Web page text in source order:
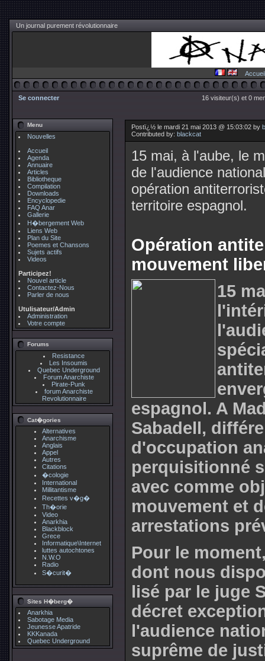
Un journal purement révolutionnaire
Accueil
Se connecter 16 visiteur(s) et 0
Menu
Nouvelles
Accueil
Agenda
Annuaire
Articles
Bibliotheque
Compilation
Downloads
Encyclopedie
FAQ Anar
Gallerie
H�bergement Web
Liens Web
Plan du Site
Poemes et Chansons
Sujets actifs
Videos
Participez!
Nouvel article
Contactez-Nous
Parler de nous
Utulisateur/Admin
Administration
Votre compte
Forums
Resistance
Les Insoumis
Quebec Underground
Forum Anarchiste
Pirate-Punk
forum Anarchiste
Revolutionnaire
Cat�gories
Alternatives
Anarchisme
Anglais
Appel
Autres
Citations
�cologie
International
Millitantisme
Recettes v�g�
Th�orie
Video
Anarkhia
Blackblock
Grece
Informatique\Internet
luttes autochtones
N.W.O
Radio
S�curit�
Sites H�berg�
Anarkhia
Sabotage Media
Jeunesse Apatride
KKKanada
Quebec Underground
Postï¿½ le mardi 21 mai 2013 @ 15:03:02 by
Contributed by: blackcat
15 mai, à l'aube, le
de l'audience
opération
territoire espagnol.
Opération
mouvement
15
espagnol. A
Sabadell,
d'occupation
perquisitionné
avec comme
mouvement et
arrestations
Pour le
dont nous
lisé par le juge
décret
l'audience
suprême de